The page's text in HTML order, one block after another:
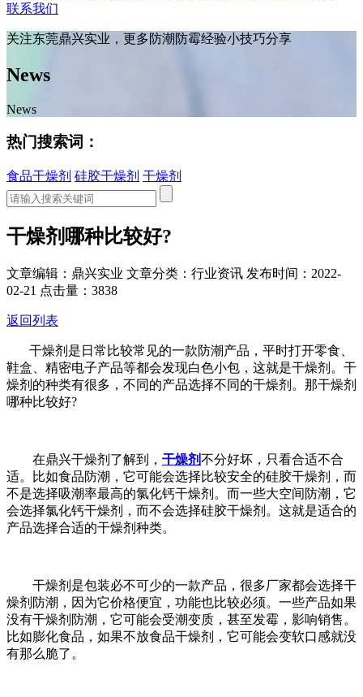
联系我们
关注东莞鼎兴实业，更多防潮防霉经验小技巧分享
News
News
热门搜索词：
食品干燥剂 硅胶干燥剂 干燥剂
干燥剂哪种比较好?
文章编辑：鼎兴实业 文章分类：行业资讯 发布时间：2022-
02-21 点击量：3838
返回列表
干燥剂是日常比较常见的一款防潮产品，平时打开零食、
鞋盒、精密电子产品等都会发现白色小包，这就是干燥剂。干
燥剂的种类有很多，不同的产品选择不同的干燥剂。那干燥剂
哪种比较好?
在鼎兴干燥剂了解到， 干燥剂不分好坏，只看合适不合
适。比如食品防潮，它可能会选择比较安全的硅胶干燥剂，而
不是选择吸潮率最高的氯化钙干燥剂。而一些大空间防潮，它
会选择氯化钙干燥剂，而不会选择硅胶干燥剂。这就是适合的
产品选择合适的干燥剂种类。
干燥剂是包装必不可少的一款产品，很多厂家都会选择干
燥剂防潮，因为它价格便宜，功能也比较必须。一些产品如果
没有干燥剂防潮，它可能会受潮变质，甚至发霉，影响销售。
比如膨化食品，如果不放食品干燥剂，它可能会变软口感就没
有那么脆了。